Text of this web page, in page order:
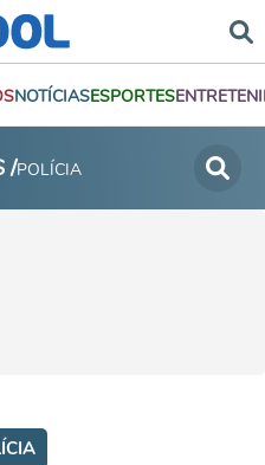
NOTÍCIASESPORTES
/POLÍCIA